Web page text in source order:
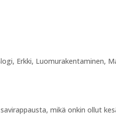
, Erkki, Luomurakentaminen,
mikä onkin ollut